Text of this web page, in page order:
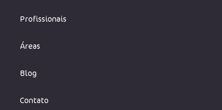
Profissionais
Áreas
Blog
Contato